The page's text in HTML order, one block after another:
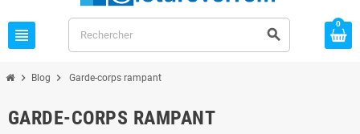
view_headline search
0
chevron_right Blog chevron_right Garde-corps rampant
GARDE-CORPS RAMPANT